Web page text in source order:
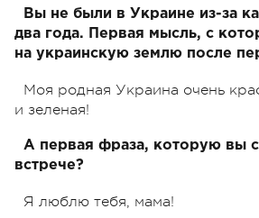
Вы не были в Украине из-за
два года. Первая мысль, с
на украинскую землю после
Моя родная Украина очень
и зеленая!
А первая фраза, которую вы
встрече?
Я люблю тебя, мама!